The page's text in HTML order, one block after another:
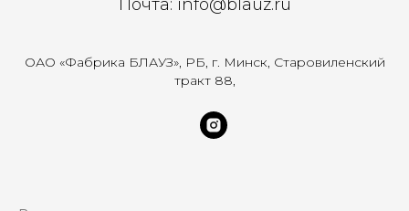
Почта: info@blauz.ru
ОАО «Фабрика БЛАУЗ», РБ, г. Минск, Старовиленский
тракт 88,